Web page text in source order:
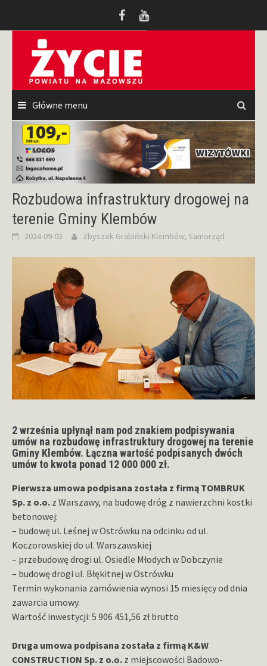
Główne menu
Rozbudowa infrastruktury drogowej na
terenie Gminy Klembów
2024-09-03 Zbyszek Grabiński Klembów, Samorząd
2 września upłynął nam pod znakiem podpisywania
umów na rozbudowę infrastruktury drogowej na terenie
Gminy Klembów. Łączna wartość podpisanych dwóch
umów to kwota ponad 12 000 000 zł.
Pierwsza umowa podpisana została z firmą TOMBRUK
Sp. z o.o. z Warszawy, na budowę dróg z nawierzchni kostki
betonowej:
– budowę ul. Leśnej w Ostrówku na odcinku od ul.
Koczorowskiej do ul. Warszawskiej
– przebudowę drogi ul. Osiedle Młodych w Dobczynie
– budowę drogi ul. Błękitnej w Ostrówku
Termin wykonania zamówienia wynosi 15 miesięcy od dnia
zawarcia umowy.
Wartość inwestycji: 5 906 451,56 zł brutto
Druga umowa podpisana została z firmą K&W
CONSTRUCTION Sp. z o.o. z miejscowości Badowo-